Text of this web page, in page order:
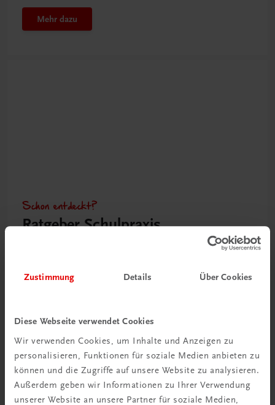
Zustimmung Details Über Cookies
Diese Webseite verwendet Cookies
Wir verwenden Cookies, um Inhalte und Anzeigen zu
personalisieren, Funktionen für soziale Medien anbieten zu
können und die Zugriffe auf unsere Website zu analysieren.
Außerdem geben wir Informationen zu Ihrer Verwendung
unserer Website an unsere Partner für soziale Medien,
Mehr dazu
Schon entdeckt?
Ratgeber Schulpraxis